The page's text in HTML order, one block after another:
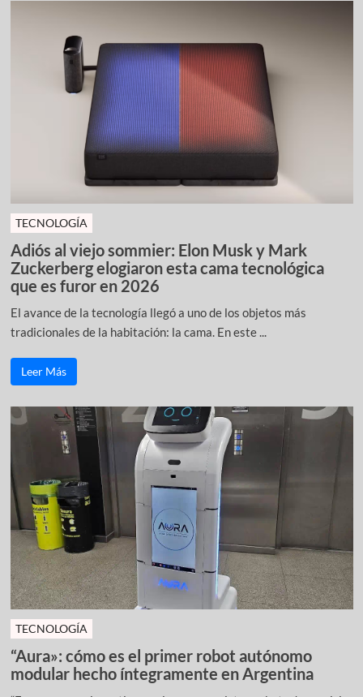
TECNOLOGÍA
Adiós al viejo sommier: Elon Musk y Mark
Zuckerberg elogiaron esta cama tecnológica
que es furor en 2026
El avance de la tecnología llegó a uno de los objetos más
tradicionales de la habitación: la cama. En este ...
Leer Más
TECNOLOGÍA
“Aura»: cómo es el primer robot autónomo
modular hecho íntegramente en Argentina